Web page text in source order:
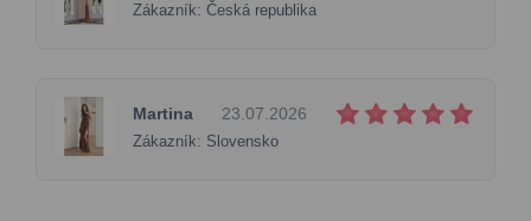
Zákazník: Česká republika
Martina 23.07.2026
Zákazník: Slovensko